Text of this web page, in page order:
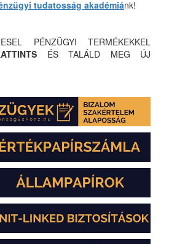
tudatosság akadémiánk!
PÉNZÜGYI TERMÉKEKKEL
ÉS TALÁLD MEG ÚJ